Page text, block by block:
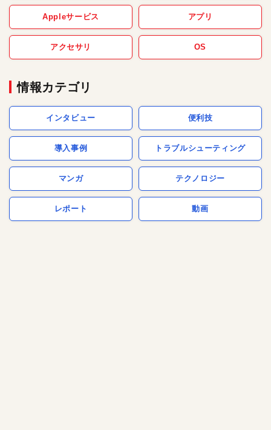
Appleサービス アプリ
アクセサリ OS
情報カテゴリ
インタビュー 便利技
導入事例 トラブルシューティング
マンガ テクノロジー
レポート 動画